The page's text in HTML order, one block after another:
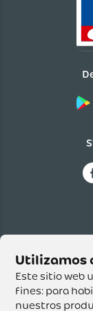
Este sitio web
fines: para
nuestros